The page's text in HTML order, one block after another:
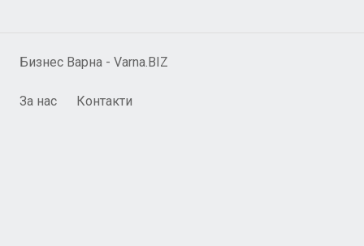
Бизнес Варна - Varna.BIZ
За нас Контакти